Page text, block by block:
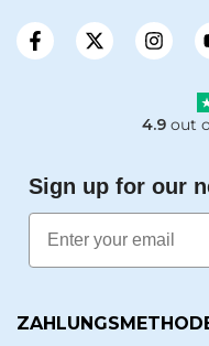
4.9out
Sign up for our
Email